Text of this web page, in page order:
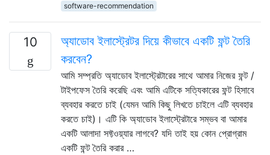
software-recommendation
10
অ্যাডোব ইলাস্ট্রেটর দিয়ে কীভাবে একটি ফন্ট তৈরি
করবেন?
আমি সম্প্রতি অ্যাডোব ইলাস্ট্রেটারের সাথে আমার নিজের ফন্ট /
টাইপফেস তৈরি করেছি এবং আমি এটিকে সত্যিকারের ফন্ট হিসাবে
ব্যবহার করতে চাই (যেমন আমি কিছু লিখতে চাইলে এটি ব্যবহার
করতে চাই)। এটি কি অ্যাডোব ইলাস্ট্রেটারে সম্ভব বা আমার
একটি আলাদা সফ্টওয়্যার লাগবে? যদি তাই হয় কোন প্রোগ্রাম
একটি ফন্ট তৈরি করার …